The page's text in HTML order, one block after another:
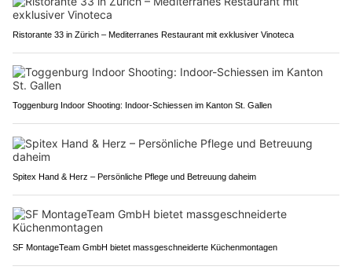
Ristorante 33 in Zürich – Mediterranes Restaurant mit exklusiver Vinoteca
Toggenburg Indoor Shooting: Indoor-Schiessen im Kanton St. Gallen
Spitex Hand & Herz – Persönliche Pflege und Betreuung daheim
SF MontageTeam GmbH bietet massgeschneiderte Küchenmontagen